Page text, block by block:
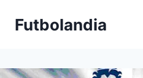
Futbolandia